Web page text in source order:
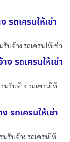
รถเครนให้เช่า
บจ้าง รถเครนให้เช่า
ง รถเครนให้เช่า
นรับจ้าง รถเครนให้
รถเครนให้เช่า
นรับจ้าง รถเครนให้